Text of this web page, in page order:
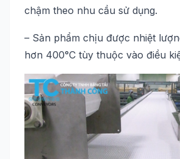
chậm theo nhu cầu sử dụng.
– Sản phẩm chịu được nhiệt
hơn 400°C tùy thuộc vào điều